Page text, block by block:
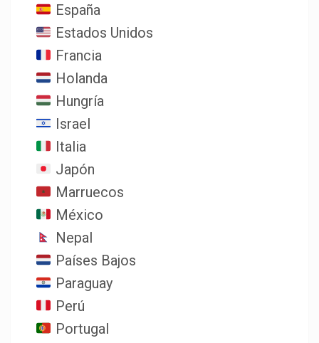
España
Estados Unidos
Francia
Holanda
Hungría
Israel
Italia
Japón
Marruecos
México
Nepal
Países Bajos
Paraguay
Perú
Portugal